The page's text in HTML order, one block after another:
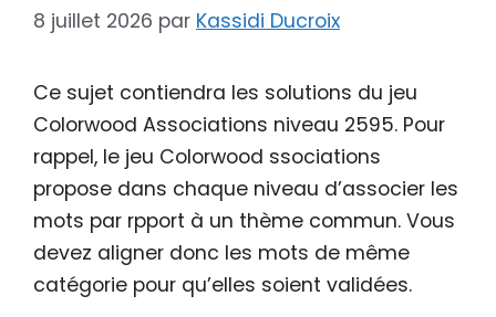
8 juillet 2026 par Kassidi Ducroix
Ce sujet contiendra les solutions du jeu
Colorwood Associations niveau 2595. Pour
rappel, le jeu Colorwood ssociations
propose dans chaque niveau d’associer les
mots par rpport à un thème commun. Vous
devez aligner donc les mots de même
catégorie pour qu’elles soient validées.